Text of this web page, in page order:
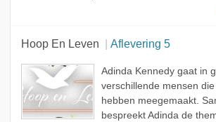
Hoop En Leven Aflevering 5
Adinda Kennedy gaat in
verschillende mensen
hebben meegemaakt.
bespreekt Adinda de